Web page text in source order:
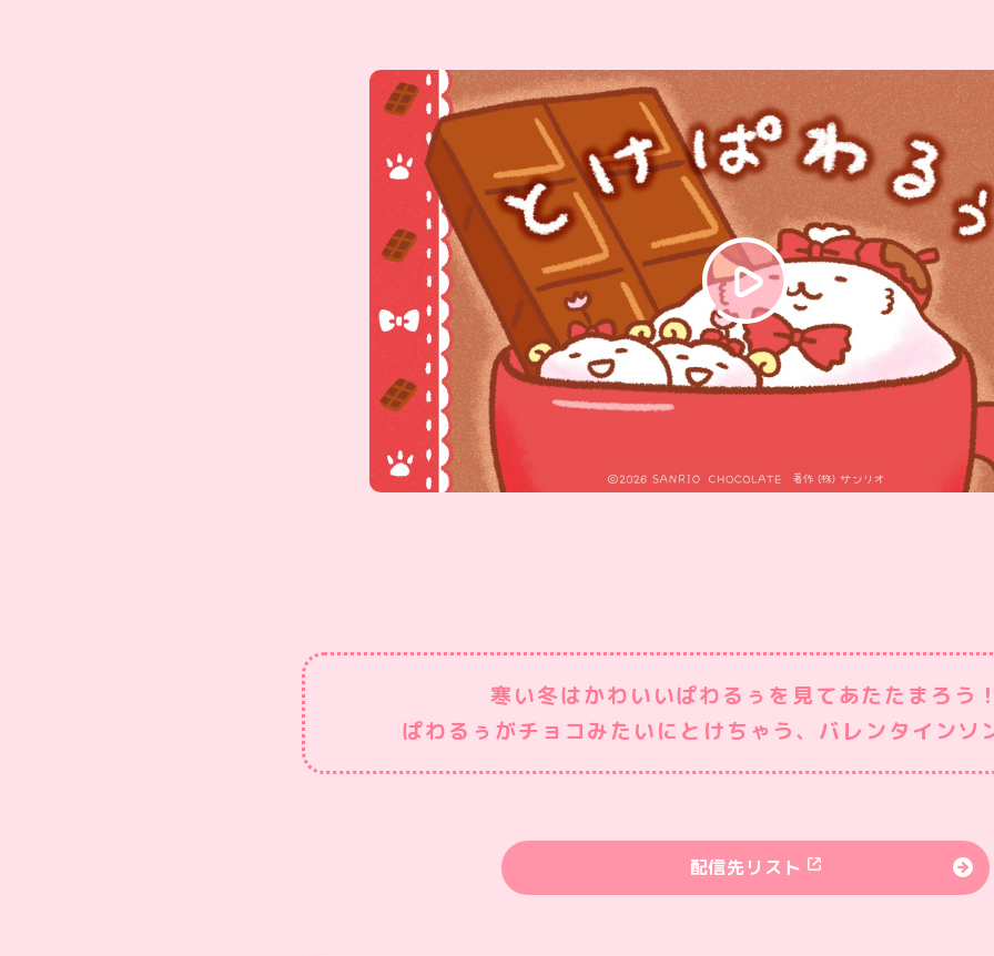
寒い冬はかわいいぱわるぅを見てあたたまろう
ぱわるぅがチョコみたいにとけちゃう、バレンタインソ
配信先リスト